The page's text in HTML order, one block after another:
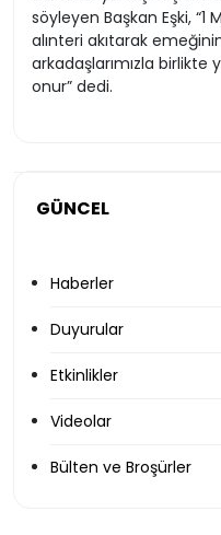
GÜNCEL
Haberler
Duyurular
Etkinlikler
Videolar
Bülten ve Broşürler
söyleyen Başkan Eşki, “1
alınteri akıtarak
arkadaşlarımızla
onur” dedi.